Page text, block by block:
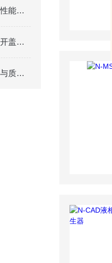
生物培养磁力搅拌器性能特点分析
如何安全操作全自动开盖封盖机
热封膜仪：材料研发与质量检测的精准“标尺”